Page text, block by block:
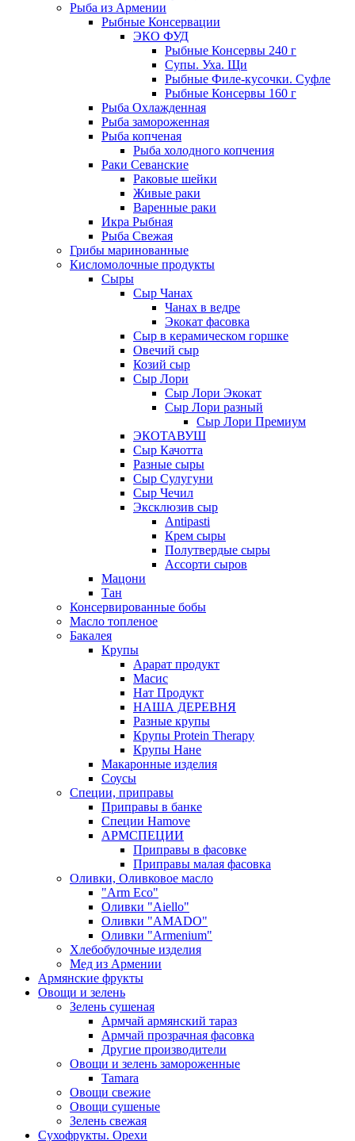
Рыба из Армении
Рыбные Консервации
ЭКО ФУД
Рыбные Консервы 240 г
Супы. Уха. Щи
Рыбные Филе-кусочки. Суфле
Рыбные Консервы 160 г
Рыба Охлажденная
Рыба замороженная
Рыба копченая
Рыба холодного копчения
Раки Севанские
Раковые шейки
Живые раки
Варенные раки
Икра Рыбная
Рыба Свежая
Грибы маринованные
Кисломолочные продукты
Сыры
Сыр Чанах
Чанах в ведре
Экокат фасовка
Сыр в керамическом горшке
Овечий сыр
Козий сыр
Сыр Лори
Сыр Лори Экокат
Сыр Лори разный
Сыр Лори Премиум
ЭКОТАВУШ
Сыр Качотта
Разные сыры
Сыр Сулугуни
Сыр Чечил
Эксклюзив сыр
Antipasti
Крем сыры
Полутвердые сыры
Ассорти сыров
Мацони
Тан
Консервированные бобы
Масло топленое
Бакалея
Крупы
Арарат продукт
Масис
Нат Продукт
НАША ДЕРЕВНЯ
Разные крупы
Крупы Protein Therapy
Крупы Нане
Макаронные изделия
Соусы
Специи, приправы
Приправы в банке
Специи Hamove
АРМСПЕЦИИ
Приправы в фасовке
Приправы малая фасовка
Оливки, Оливковое масло
"Arm Eco"
Оливки "Aiello"
Оливки "AMADO"
Оливки "Armenium"
Хлебобулочные изделия
Мед из Армении
Армянские фрукты
Овощи и зелень
Зелень сушеная
Армчай армянский тараз
Армчай прозрачная фасовка
Другие производители
Овощи и зелень замороженные
Tamara
Овощи свежие
Овощи сушеные
Зелень свежая
Сухофрукты. Орехи